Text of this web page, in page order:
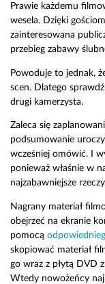
Prawie każdemu
wesela. Dzięki
zainteresowana
przebieg zabawy
Powoduje to jednak,
scen. Dlatego
drugi kamerzysta.
Zaleca się
podsumowanie
wcześniej omówić. I
ponieważ właśnie w
najzabawniejsze
Nagrany materiał
obejrzeć na ekranie
pomocą
skopiować materiał
go wraz z płytą DVD
Wtedy nowożeńcy